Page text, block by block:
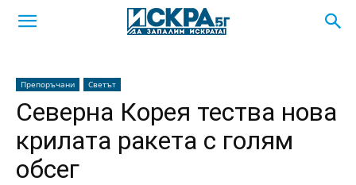
Препоръчани Светът
Северна Корея тества нова
крилата ракета с голям
обсег